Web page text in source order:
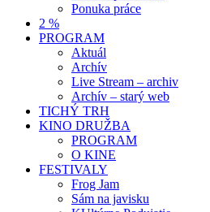
Ponuka práce
2 %
PROGRAM
Aktuál
Archív
Live Stream – archiv
Archív – starý web
TICHÝ TRH
KINO DRUŽBA
PROGRAM
O KINE
FESTIVALY
Frog Jam
Sám na javisku